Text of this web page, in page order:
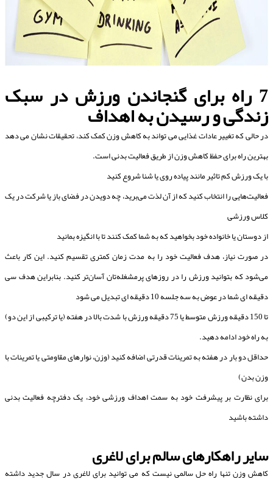
7 راه برای گنجاندن ورزش در سبک
زندگی و رسیدن به اهداف
در حالی که تغییر عادات غذایی می تواند به کاهش وزن کمک کند، تحقیقات نشان می دهد
بهترین راه برای حفظ کاهش وزن از طریق فعالیت بدنی است.
با یک ورزش کم تاثیر مانند پیاده روی یا شنا شروع کنید
فعالیت‌هایی را انتخاب کنید که از آن لذت می‌برید، چه دویدن در فضای باز یا شرکت در یک
کلاس ورزشی
از دوستان یا خانواده خود بخواهید که به شما کمک کنند تا با انگیزه بمانید
در صورت نیاز، هدف فعالیت خود را به مدت زمان کمتری تقسیم کنید. این کار باعث
می‌شود که بتوانید ورزش را در روزهای پرمشغله‌تان آسان‌تر کنید. بنابراین هدف سی
دقیقه ای شما در عوض به سه جلسه 10 دقیقه ای تبدیل می شود
تا 150 دقیقه ورزش متوسط ​​یا 75 دقیقه ورزش با شدت بالا در هفته (یا ترکیبی از این دو)
به راه خود ادامه دهید.
حداقل دو بار در هفته به تمرینات قدرتی اضافه کنید (وزن، نوارهای مقاومتی یا تمرینات با
وزن بدن)
برای نظارت بر پیشرفت خود به سمت اهداف ورزشی خود، یک دفترچه فعالیت بدنی
داشته باشید
سایر راهکارهای سالم برای لاغری
کاهش وزن تنها راه حل سالمی نیست که می توانید برای لاغری در سال جدید داشته